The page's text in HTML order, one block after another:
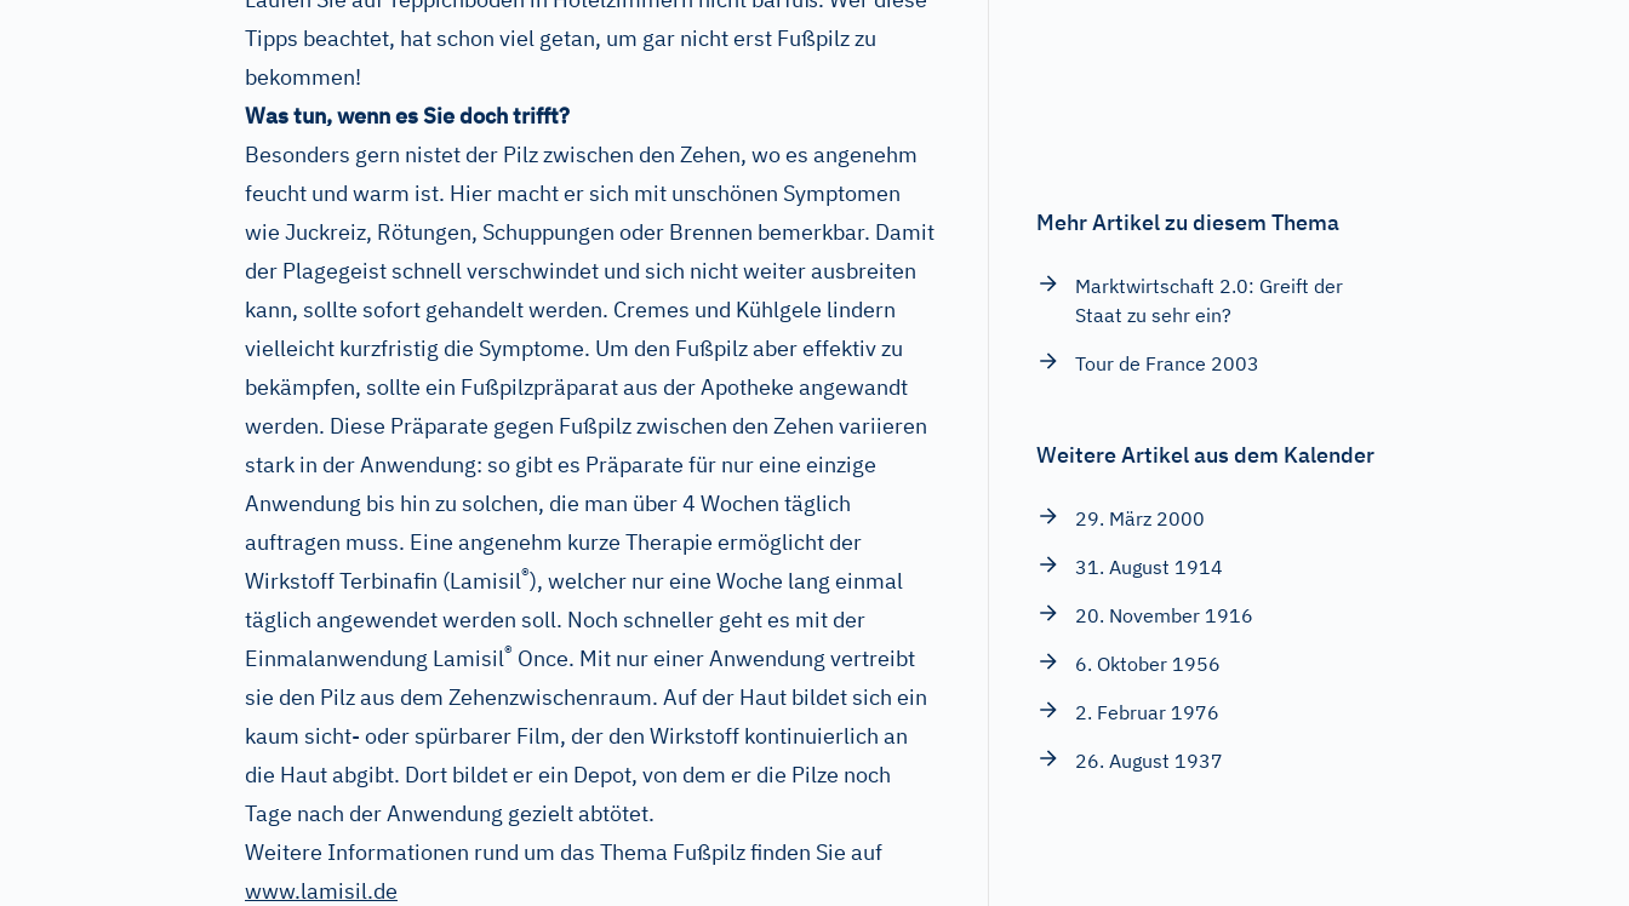
Tipps beachtet, hat schon viel getan, um gar nicht erst Fußpilz zu
bekommen!
Was tun, wenn es Sie doch trifft?
Besonders gern nistet der Pilz zwischen den Zehen, wo es angenehm
feucht und warm ist. Hier macht er sich mit unschönen Symptomen
wie Juckreiz, Rötungen, Schuppungen oder Brennen bemerkbar. Damit
der Plagegeist schnell verschwindet und sich nicht weiter ausbreiten
kann, sollte sofort gehandelt werden. Cremes und Kühlgele lindern
vielleicht kurzfristig die Symptome. Um den Fußpilz aber effektiv zu
bekämpfen, sollte ein Fußpilzpräparat aus der Apotheke angewandt
werden. Diese Präparate gegen Fußpilz zwischen den Zehen variieren
stark in der Anwendung: so gibt es Präparate für nur eine einzige
Anwendung bis hin zu solchen, die man über 4 Wochen täglich
auftragen muss. Eine angenehm kurze Therapie ermöglicht der
Wirkstoff Terbinafin (Lamisil®), welcher nur eine Woche lang einmal
täglich angewendet werden soll. Noch schneller geht es mit der
Einmalanwendung Lamisil® Once. Mit nur einer Anwendung vertreibt
sie den Pilz aus dem Zehenzwischenraum. Auf der Haut bildet sich ein
kaum sicht- oder spürbarer Film, der den Wirkstoff kontinuierlich an
die Haut abgibt. Dort bildet er ein Depot, von dem er die Pilze noch
Tage nach der Anwendung gezielt abtötet.
Weitere Informationen rund um das Thema Fußpilz finden Sie auf
www.lamisil.de
Mehr Artikel zu diesem Thema
Marktwirtschaft 2.0: Greift der
Staat zu sehr ein?
Tour de France 2003
Weitere Artikel aus dem Kalender
29. März 2000
31. August 1914
20. November 1916
6. Oktober 1956
2. Februar 1976
26. August 1937